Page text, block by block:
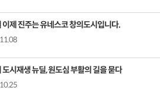
이제 진주는 유네스코 창의도시입니다.
도시재생 뉴딜, 원도심 부활의 길을 묻다